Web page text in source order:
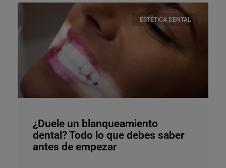
ESTÉTICA DENTAL
¿Duele un blanqueamiento
dental? Todo lo que debes saber
antes de empezar